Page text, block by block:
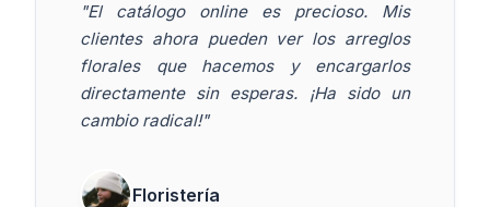
"El catálogo online es precioso. Mis
clientes ahora pueden ver los arreglos
florales que hacemos y encargarlos
directamente sin esperas. ¡Ha sido un
cambio radical!"
Floristería